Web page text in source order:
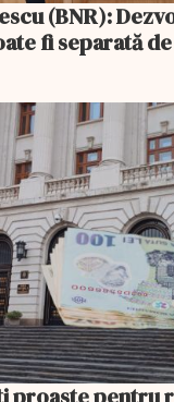
(BNR):
fi separată